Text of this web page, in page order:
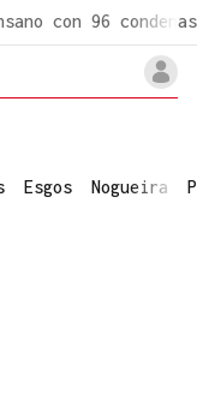
con 96 condenas
Esgos Nogueira